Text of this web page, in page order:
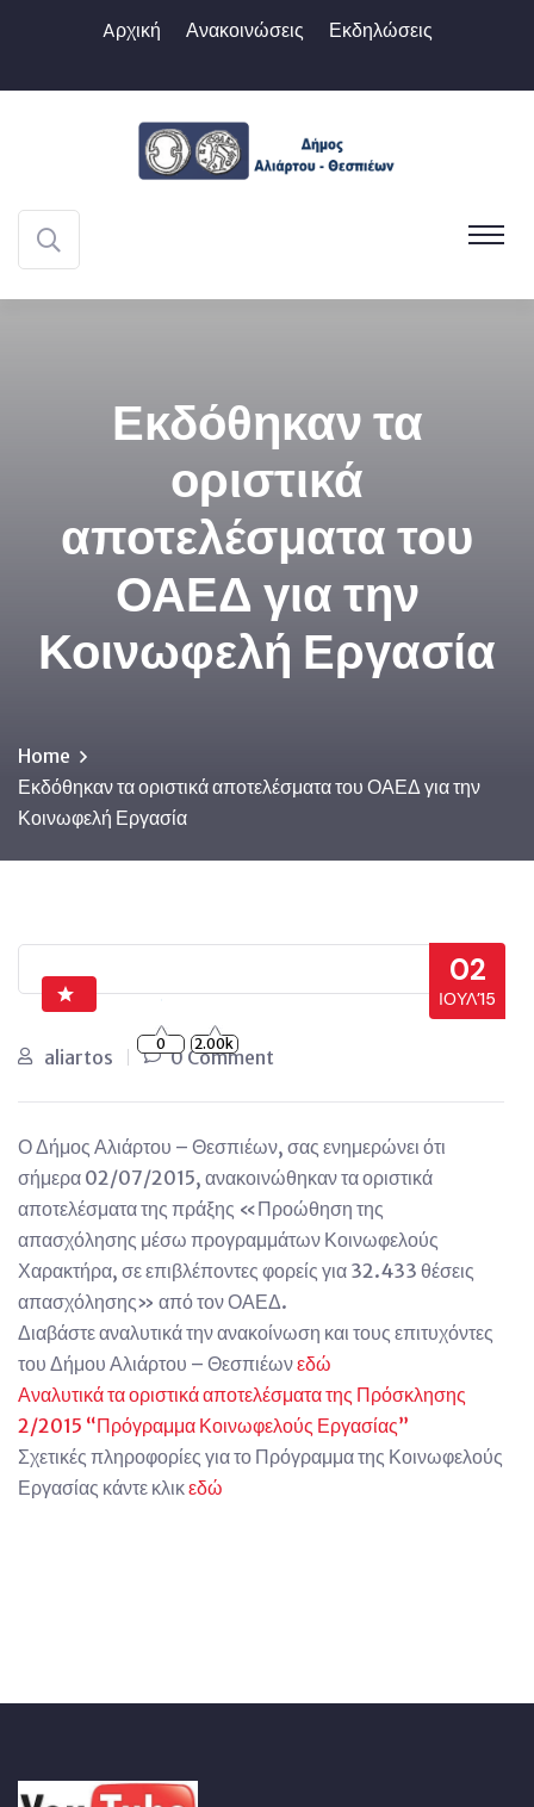
Aρχική Ανακοινώσεις Εκδηλώσεις
Εκδόθηκαν τα
οριστικά
αποτελέσματα του
ΟΑΕΔ για την
Κοινωφελή Εργασία
Home
Εκδόθηκαν τα οριστικά αποτελέσματα του ΟΑΕΔ για την
Κοινωφελή Εργασία
02
ΙΟΎΛ’15
aliartos 0 Comment
Ο Δήμος Αλιάρτου – Θεσπιέων, σας ενημερώνει ότι
σήμερα 02/07/2015, ανακοινώθηκαν τα οριστικά
αποτελέσματα της πράξης «Προώθηση της
απασχόλησης μέσω προγραμμάτων Κοινωφελούς
Χαρακτήρα, σε επιβλέποντες φορείς για 32.433 θέσεις
απασχόλησης» από τον ΟΑΕΔ.
Διαβάστε αναλυτικά την ανακοίνωση και τους επιτυχόντες
του Δήμου Αλιάρτου – Θεσπιέωνεδώ
Αναλυτικά τα οριστικά αποτελέσματα της Πρόσκλησης
2/2015 “Πρόγραμμα Κοινωφελούς Εργασίας”
Σχετικές πληροφορίες για το Πρόγραμμα της Κοινωφελούς
Εργασίας κάντε κλικεδώ
0 2.00k